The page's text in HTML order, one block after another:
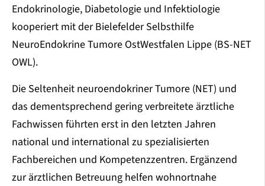
Endokrinologie, Diabetologie und Infektiologie
kooperiert mit der Bielefelder Selbsthilfe
NeuroEndokrine Tumore OstWestfalen Lippe (BS-NET
OWL).
Die Seltenheit neuroendokriner Tumore (NET) und
das dementsprechend gering verbreitete ärztliche
Fachwissen führten erst in den letzten Jahren
national und international zu spezialisierten
Fachbereichen und Kompetenzzentren. Ergänzend
zur ärztlichen Betreuung helfen wohnortnahe